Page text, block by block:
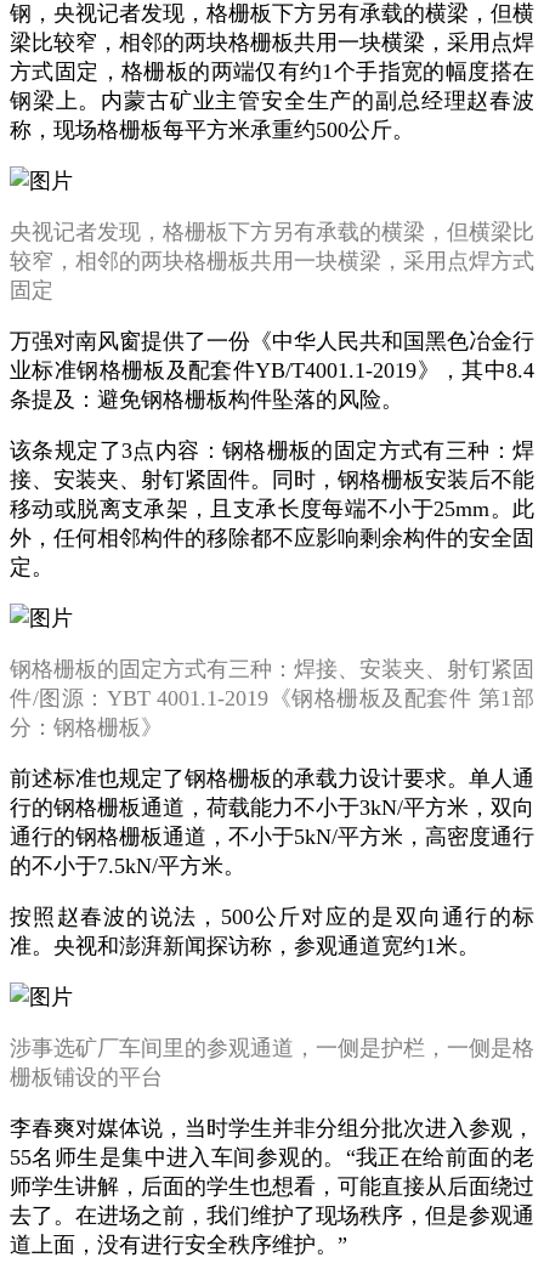
钢，央视记者发现，格栅板下方另有承载的横梁，但横
梁比较窄，相邻的两块格栅板共用一块横梁，采用点焊
方式固定，格栅板的两端仅有约1个手指宽的幅度搭在
钢梁上。内蒙古矿业主管安全生产的副总经理赵春波
称，现场格栅板每平方米承重约500公斤。
央视记者发现，格栅板下方另有承载的横梁，但横梁比
较窄，相邻的两块格栅板共用一块横梁，采用点焊方式
固定
万强对南风窗提供了一份《中华人民共和国黑色冶金行
业标准钢格栅板及配套件YB/T4001.1-2019》，其中8.4
条提及：避免钢格栅板构件坠落的风险。
该条规定了3点内容：钢格栅板的固定方式有三种：焊
接、安装夹、射钉紧固件。同时，钢格栅板安装后不能
移动或脱离支承架，且支承长度每端不小于25mm。此
外，任何相邻构件的移除都不应影响剩余构件的安全固
定。
钢格栅板的固定方式有三种：焊接、安装夹、射钉紧固
件/图源：YBT 4001.1-2019《钢格栅板及配套件 第1部
分：钢格栅板》
前述标准也规定了钢格栅板的承载力设计要求。单人通
行的钢格栅板通道，荷载能力不小于3kN/平方米，双向
通行的钢格栅板通道，不小于5kN/平方米，高密度通行
的不小于7.5kN/平方米。
按照赵春波的说法，500公斤对应的是双向通行的标
准。央视和澎湃新闻探访称，参观通道宽约1米。
涉事选矿厂车间里的参观通道，一侧是护栏，一侧是格
栅板铺设的平台
李春爽对媒体说，当时学生并非分组分批次进入参观，
55名师生是集中进入车间参观的。“我正在给前面的老
师学生讲解，后面的学生也想看，可能直接从后面绕过
去了。在进场之前，我们维护了现场秩序，但是参观通
道上面，没有进行安全秩序维护。”